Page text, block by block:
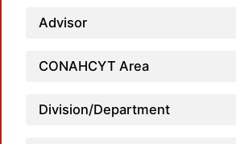
Advisor
CONAHCYT Area
Division/Department